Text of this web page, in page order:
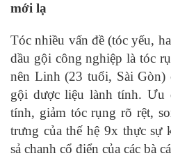
mới lạ
Tóc nhiều vấn đề (tóc yếu,
dầu gội công nghiệp là tóc
nên Linh (23 tuổi, Sài Gòn)
gội dược liệu lành tính. Ưu
tính, giảm tóc rụng rõ rệt,
trưng của thế hệ 9x thực sự
sả chanh cổ điển của các bà